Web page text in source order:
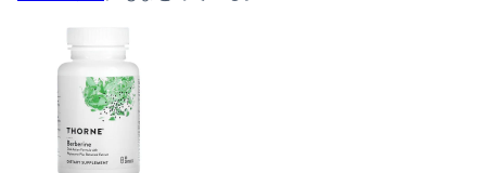
Thorne, ベルベリン、60粒の商品ページへ